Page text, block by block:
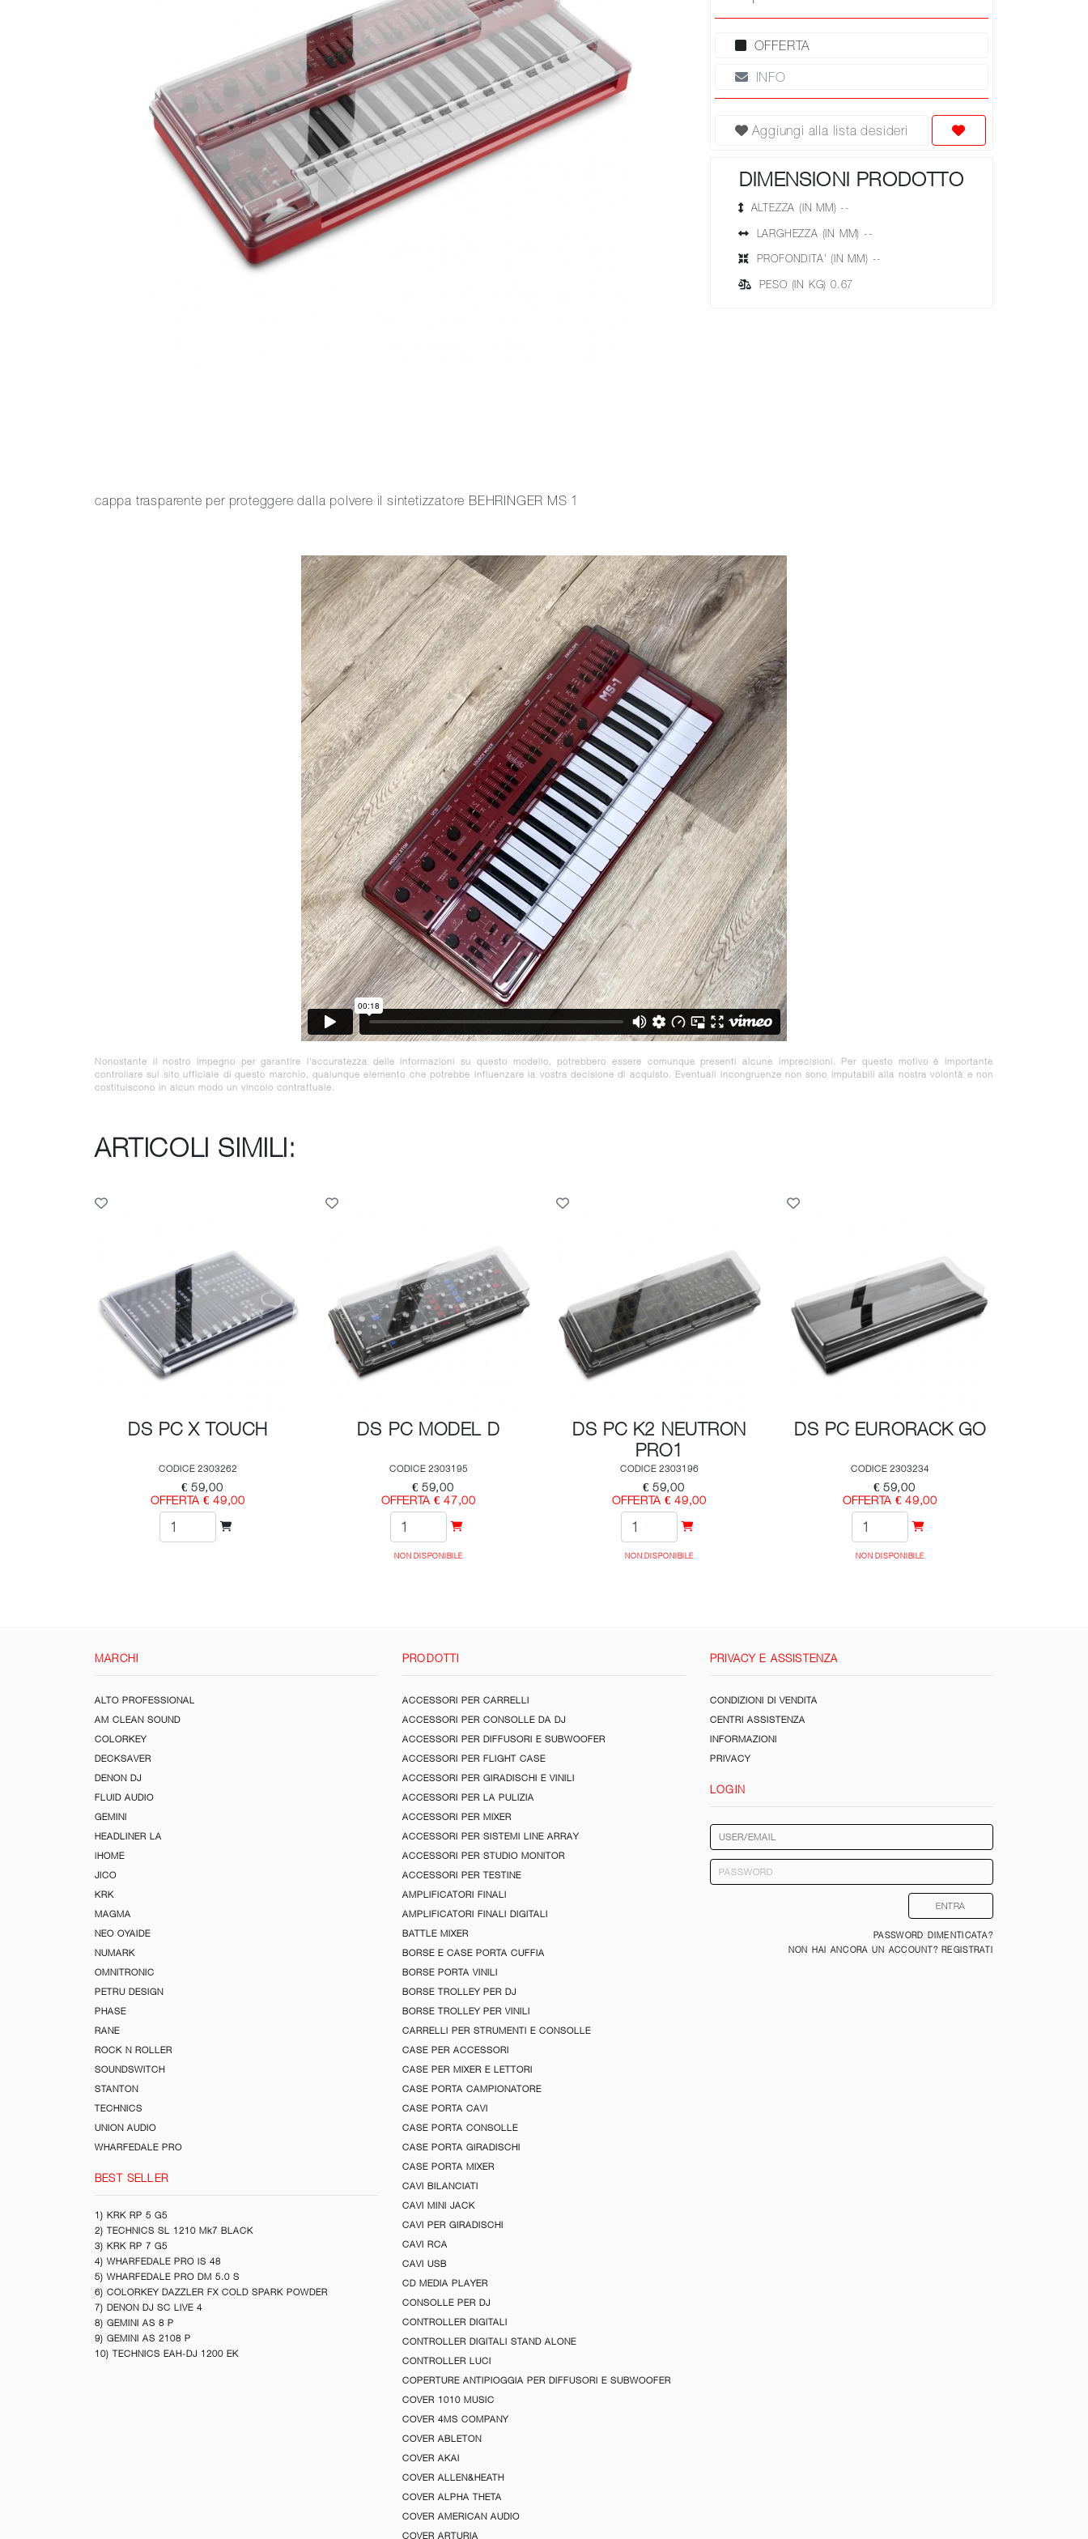
OFFERTA
INFO
Aggiungi alla lista desideri
DIMENSIONI PRODOTTO
ALTEZZA (IN MM) --
LARGHEZZA (IN MM) --
PROFONDITA' (IN MM) --
PESO (IN KG) 0.67
cappa trasparente per proteggere dalla polvere il sintetizzatore BEHRINGER MS 1
Nonostante il nostro impegno per garantire l'accuratezza delle informazioni su questo modello, potrebbero essere comunque presenti alcune imprecisioni. Per questo motivo è importante
controllare sul sito ufficiale di questo marchio, qualunque elemento che potrebbe influenzare la vostra decisione di acquisto. Eventuali incongruenze non sono imputabili alla nostra volontà e non
costituiscono in alcun modo un vincolo contrattuale.
ARTICOLI SIMILI:
DS PC X TOUCH
CODICE 2303262
€ 59,00
OFFERTA € 49,00
DS PC MODEL D
CODICE 2303195
€ 59,00
OFFERTA € 47,00
NON DISPONIBILE
DS PC K2 NEUTRON
PRO1
CODICE 2303196
€ 59,00
OFFERTA € 49,00
NON DISPONIBILE
DS PC EURORACK GO
CODICE 2303234
€ 59,00
OFFERTA € 49,00
NON DISPONIBILE
MARCHI
ALTO PROFESSIONAL
AM CLEAN SOUND
COLORKEY
DECKSAVER
DENON DJ
FLUID AUDIO
GEMINI
HEADLINER LA
iHOME
JICO
KRK
MAGMA
NEO OYAIDE
NUMARK
OMNITRONIC
PETRU DESIGN
PHASE
RANE
ROCK N ROLLER
SOUNDSWITCH
STANTON
TECHNICS
UNION AUDIO
WHARFEDALE PRO
BEST SELLER
1) KRK RP 5 G5
2) TECHNICS SL 1210 Mk7 BLACK
3) KRK RP 7 G5
4) WHARFEDALE PRO IS 48
5) WHARFEDALE PRO DM 5.0 S
6) COLORKEY DAZZLER FX COLD SPARK POWDER
7) DENON DJ SC LIVE 4
8) GEMINI AS 8 P
9) GEMINI AS 2108 P
10) TECHNICS EAH-DJ 1200 EK
PRODOTTI
ACCESSORI PER CARRELLI
ACCESSORI PER CONSOLLE DA DJ
ACCESSORI PER DIFFUSORI E SUBWOOFER
ACCESSORI PER FLIGHT CASE
ACCESSORI PER GIRADISCHI E VINILI
ACCESSORI PER LA PULIZIA
ACCESSORI PER MIXER
ACCESSORI PER SISTEMI LINE ARRAY
ACCESSORI PER STUDIO MONITOR
ACCESSORI PER TESTINE
AMPLIFICATORI FINALI
AMPLIFICATORI FINALI DIGITALI
BATTLE MIXER
BORSE E CASE PORTA CUFFIA
BORSE PORTA VINILI
BORSE TROLLEY PER DJ
BORSE TROLLEY PER VINILI
CARRELLI PER STRUMENTI E CONSOLLE
CASE PER ACCESSORI
CASE PER MIXER E LETTORI
CASE PORTA CAMPIONATORE
CASE PORTA CAVI
CASE PORTA CONSOLLE
CASE PORTA GIRADISCHI
CASE PORTA MIXER
CAVI BILANCIATI
CAVI MINI JACK
CAVI PER GIRADISCHI
CAVI RCA
CAVI USB
CD MEDIA PLAYER
CONSOLLE PER DJ
CONTROLLER DIGITALI
CONTROLLER DIGITALI STAND ALONE
CONTROLLER LUCI
COPERTURE ANTIPIOGGIA PER DIFFUSORI E SUBWOOFER
COVER 1010 MUSIC
COVER 4MS COMPANY
COVER ABLETON
COVER AKAI
COVER ALLEN&HEATH
COVER ALPHA THETA
COVER AMERICAN AUDIO
COVER ARTURIA
PRIVACY E ASSISTENZA
CONDIZIONI DI VENDITA
CENTRI ASSISTENZA
INFORMAZIONI
PRIVACY
LOGIN
PASSWORD DIMENTICATA?
NON HAI ANCORA UN ACCOUNT? REGISTRATI